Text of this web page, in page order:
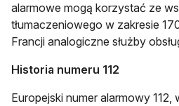
alarmowe mogą korzystać ze
tłumaczeniowego w zakresie
Francji analogiczne służby
Historia numeru 112
Europejski numer alarmowy